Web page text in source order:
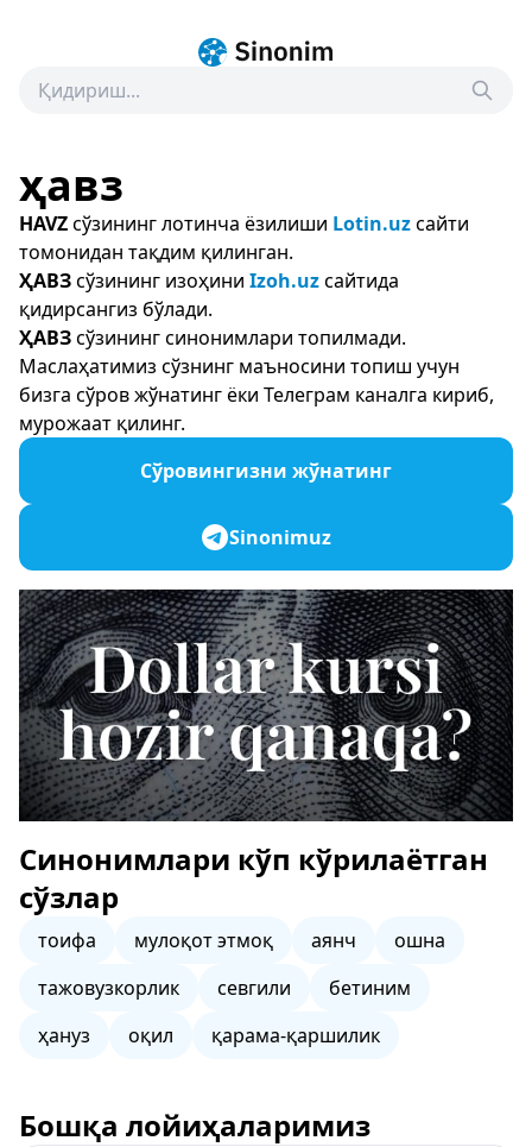
ҳавз
HAVZсўзининг лотинча ёзилиши Lotin.uzсайти
томонидан тақдим қилинган.
ҲАВЗсўзининг изоҳини Izoh.uzсайтида
қидирсангиз бўлади.
ҲАВЗсўзининг синонимлари топилмади.
Маслаҳатимиз сўзнинг маъносини топиш учун
бизга сўров жўнатинг ёки Телеграм каналга кириб,
мурожаат қилинг.
Сўровингизни жўнатинг
Sinonimuz
Синонимлари кўп кўрилаётган
сўзлар
тоифа мулоқот этмоқ аянч
ошна
тажовузкорлик
севгили
бетиним
ҳануз
оқил қарама-қаршилик
Бошқа лойиҳаларимиз